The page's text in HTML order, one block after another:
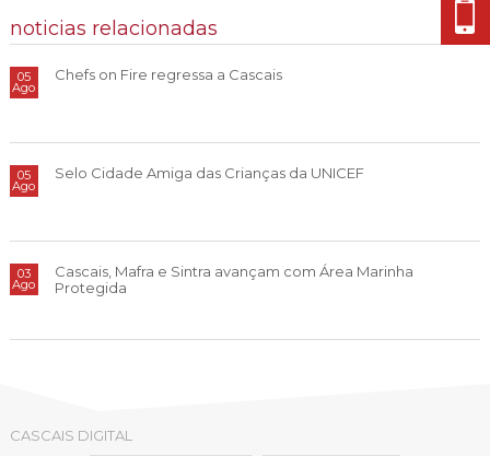
INVESTIR EM CASCAIS
SERVIÇOS
MAPA DO PORTAL
noticias relacionadas
05
Ago
Chefs on Fire regressa a Cascais
05
Ago
Selo Cidade Amiga das Crianças da UNICEF
03
Ago
Cascais, Mafra e Sintra avançam com Área Marinha
Protegida
CASCAIS DIGITAL